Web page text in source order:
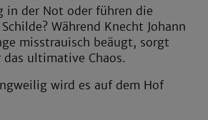
in der Not oder führen die
Während Knecht Johann
misstrauisch beäugt, sorgt
ultimative Chaos.
wird es auf dem Hof